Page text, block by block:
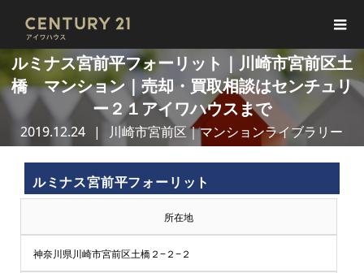
ルミナス宮前平フォーリット｜川崎市宮前区土
橋 マンション｜売却・買取相談はセンチュリ
ー２１アイワハウスまで
2019.12.24 川崎市宮前区｜マンションライブラリー
ルミナス宮前平フォーリット
所在地
神奈川県川崎市宮前区土橋２−２−２